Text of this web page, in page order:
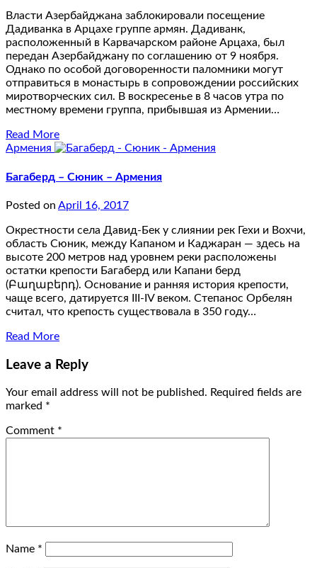
Власти Азербайджана заблокировали посещение
Дадиванка в Арцахе группе армян. Дадиванк,
расположенный в Карвачарском районе Арцаха, был
передан Азербайджану по соглашению от 9 ноября.
Однако по особой договоренности паломники могут
отправиться в монастырь в сопровождении российских
миротворческих сил. В воскресенье в 8 часов утра по
местному времени группа, прибывшая из Армении…
Read More
Армения
Багаберд – Сюник – Армения
Posted on April 16, 2017
Окрестности села Давид-Бек у слиянии рек Гехи и Вохчи,
область Сюник, между Капаном и Каджаран — здесь на
высоте 200 метров над уровнем реки расположены
остатки крепости Багаберд или Капани берд
(Բաղաբերդ). Основание и ранняя история крепости,
чаще всего, датируется III-IV веком. Степанос Орбелян
считал, что крепость существовала в 350 году…
Read More
Leave a Reply
Your email address will not be published. Required fields are
marked *
Comment *
Name *